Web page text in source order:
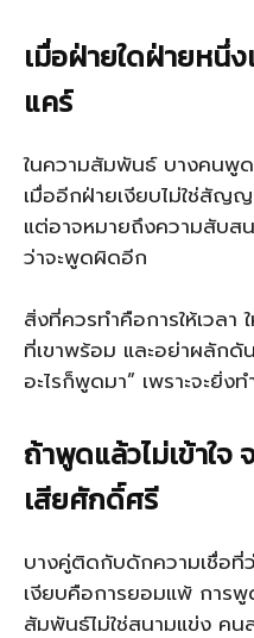
เมื่อฝ่ายใดฝ่ายหนึ่ง
แคร์
ในความสัมพันธ์ บางคนพู
เมื่ออีกฝ่ายเงียบไม่ใช่สัญ
แต่อาจหมายถึงความสับส
ว่าจะพูดผิดอีก
สิ่งที่ควรทำคือการให้เวลา
ที่เขาพร้อม และอย่าผลักดั
อะไรก็พูดมา” เพราะจะยิ่ง
ถ้าพูดแล้วไม่เข้าใจ
เสียศักดิ์ศรี
บางคู่ติดกับดักความเชื่อที่
เงียบคือการยอมแพ้ การ
สัมพันธ์ไม่ใช่สนามแข่ง ค